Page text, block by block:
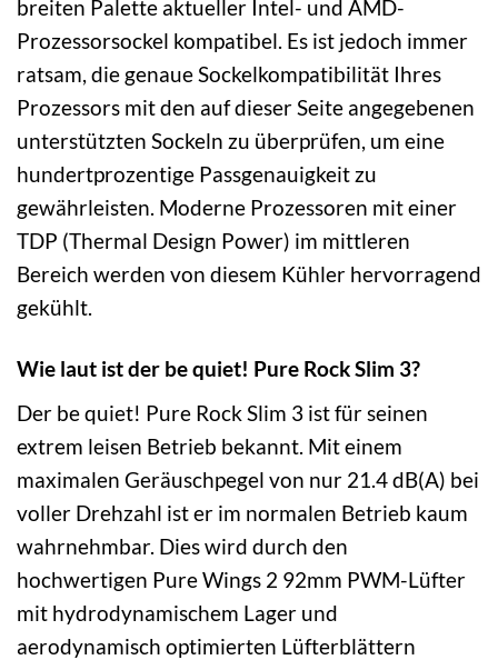
breiten Palette aktueller Intel- und AMD-
Prozessorsockel kompatibel. Es ist jedoch immer
ratsam, die genaue Sockelkompatibilität Ihres
Prozessors mit den auf dieser Seite angegebenen
unterstützten Sockeln zu überprüfen, um eine
hundertprozentige Passgenauigkeit zu
gewährleisten. Moderne Prozessoren mit einer
TDP (Thermal Design Power) im mittleren
Bereich werden von diesem Kühler hervorragend
gekühlt.
Wie laut ist der be quiet! Pure Rock Slim 3?
Der be quiet! Pure Rock Slim 3 ist für seinen
extrem leisen Betrieb bekannt. Mit einem
maximalen Geräuschpegel von nur 21.4 dB(A) bei
voller Drehzahl ist er im normalen Betrieb kaum
wahrnehmbar. Dies wird durch den
hochwertigen Pure Wings 2 92mm PWM-Lüfter
mit hydrodynamischem Lager und
aerodynamisch optimierten Lüfterblättern